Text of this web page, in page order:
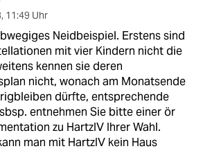
, 11:49 Uhr
Neidbeispiel. Erstens sind
mit vier Kindern nicht die
kennen sie deren
nicht, wonach am Monatsende
dürfte, entsprechende
entnehmen Sie bitte einer ör
zu HartzIV Ihrer Wahl.
man mit HartzIV kein Haus